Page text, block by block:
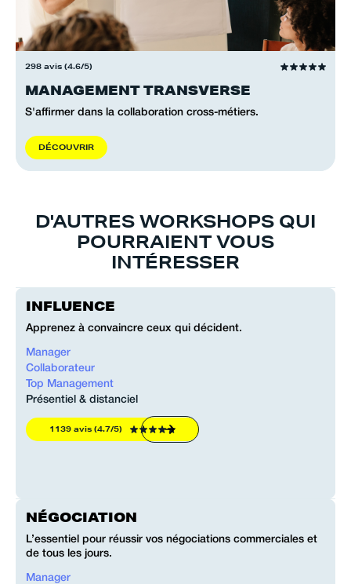
298 avis (4.6/5)
MANAGEMENT TRANSVERSE
S'affirmer dans la collaboration cross-métiers.
DÉCOUVRIR
D'AUTRES WORKSHOPS QUI
POURRAIENT VOUS
INTÉRESSER
INFLUENCE
Apprenez à convaincre ceux qui décident.
Manager
Collaborateur
Top Management
Présentiel & distanciel
1139 avis (4.7/5)
NÉGOCIATION
L’essentiel pour réussir vos négociations commerciales et
de tous les jours.
Manager